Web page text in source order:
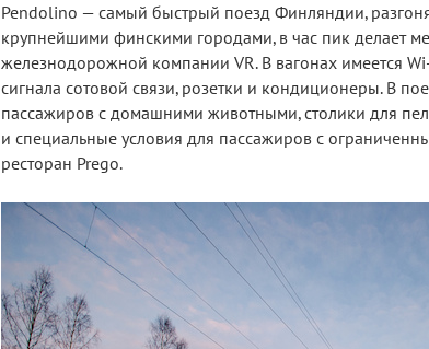
Pendolino — самый быстрый поезд Финляндии,
крупнейшими финскими городами, в час пик делает
железнодорожной компании VR. В вагонах имеется
сигнала сотовой связи, розетки и кондиционеры. В
пассажиров с домашними животными, столики для
и специальные условия для пассажиров с
ресторан Pregо.